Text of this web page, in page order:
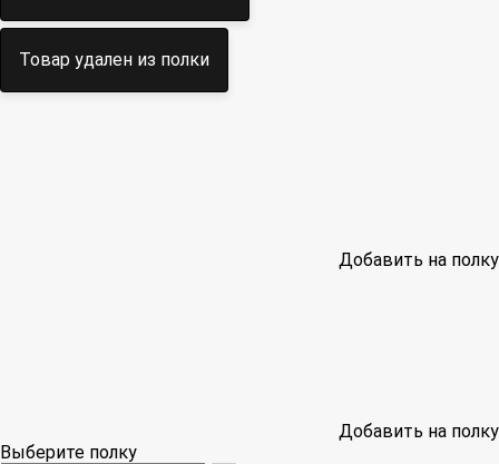
Товар удален из полки
Добавить на полку
Добавить на полку
Выберите полку